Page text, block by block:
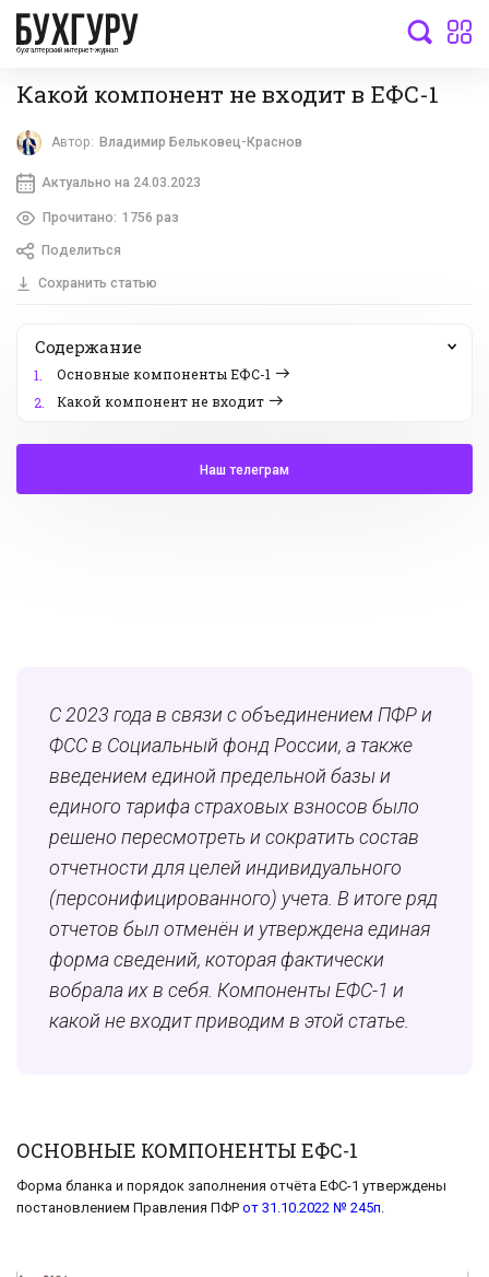
бухгалтерский интернет-журнал
Какой компонент не входит в ЕФС-1
Автор: Владимир Бельковец-Краснов
Актуально на 24.03.2023
Прочитано: 1756 раз
Поделиться
Сохранить статью
Содержание
1.
Основные компоненты ЕФС-1
2.
Какой компонент не входит
Наш телеграм
С 2023 года в связи с объединением ПФР и
ФСС в Социальный фонд России, а также
введением единой предельной базы и
единого тарифа страховых взносов было
решено пересмотреть и сократить состав
отчетности для целей индивидуального
(персонифицированного) учета. В итоге ряд
отчетов был отменён и утверждена единая
форма сведений, которая фактически
вобрала их в себя. Компоненты ЕФС-1 и
какой не входит приводим в этой статье.
ОСНОВНЫЕ КОМПОНЕНТЫ ЕФС-1
Форма бланка и порядок заполнения отчёта ЕФС-1 утверждены
постановлением Правления ПФР от 31.10.2022 № 245п.